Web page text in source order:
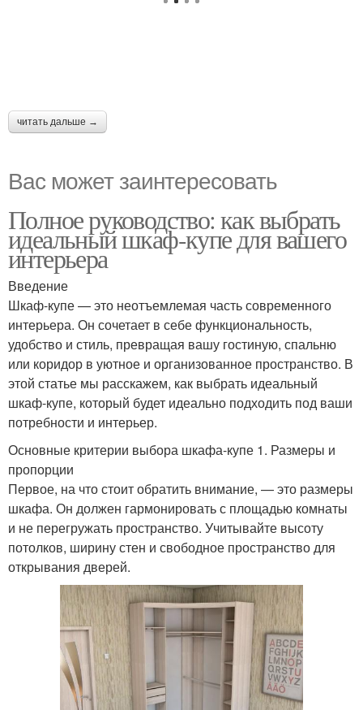
читать дальше →
Вас может заинтересовать
Полное руководство: как выбрать
идеальный шкаф-купе для вашего
интерьера
Введение
Шкаф-купе — это неотъемлемая часть современного
интерьера. Он сочетает в себе функциональность,
удобство и стиль, превращая вашу гостиную, спальню
или коридор в уютное и организованное пространство. В
этой статье мы расскажем, как выбрать идеальный
шкаф-купе, который будет идеально подходить под ваши
потребности и интерьер.
Основные критерии выбора шкафа-купе 1. Размеры и
пропорции
Первое, на что стоит обратить внимание, — это размеры
шкафа. Он должен гармонировать с площадью комнаты
и не перегружать пространство. Учитывайте высоту
потолков, ширину стен и свободное пространство для
открывания дверей.